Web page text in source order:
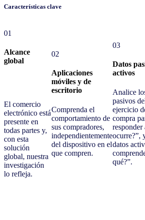
Características clave
01
Alcance
global
El comercio
electrónico está
presente en
todas partes y,
con esta
solución
global, nuestra
investigación
lo refleja.
02
Aplicaciones
móviles y de
escritorio
Comprenda el
comportamiento de
sus compradores,
independientemente
del dispositivo en el
que compren.
03
Datos
activos
Analice
pasivos
ejercicio
compra
responder
ocurre?”,
datos
qué?”.